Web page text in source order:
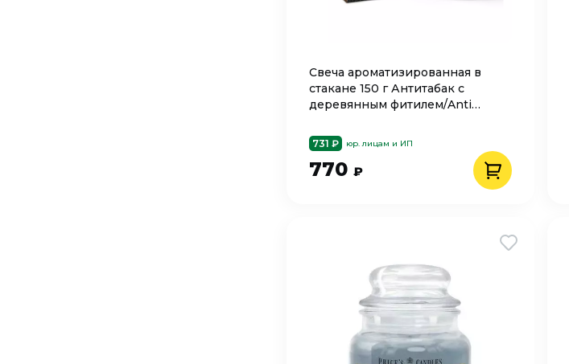
Cвеча ароматизированная в
стакане 150 г Антитабак с
деревянным фитилем/Anti
731 ₽ юр. лицам и ИП
770 ₽